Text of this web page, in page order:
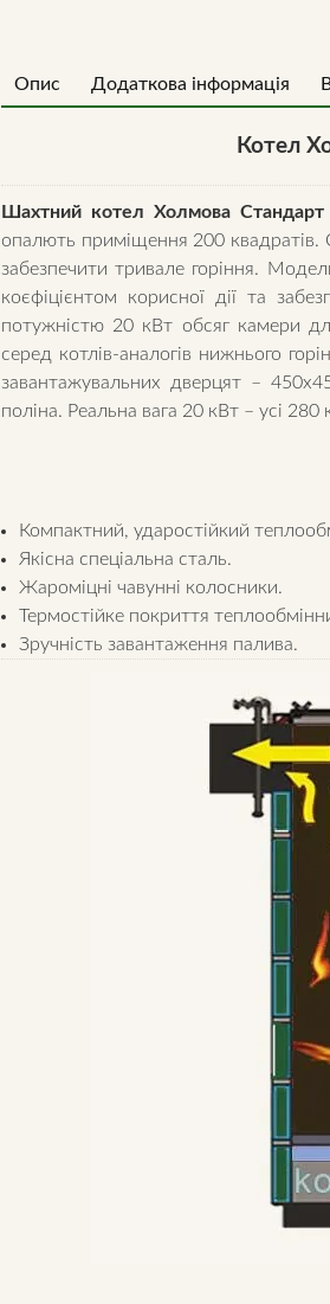
Опис Додаткова інформація
Котел
Шахтний котел Холмова
опалють приміщення 200 квадратів.
забезпечити тривале горіння.
коєфіцієнтом корисної дії та
потужністю 20 кВт обсяг камери
серед котлів-аналогів нижнього
завантажувальних дверцят –
поліна. Реальна вага 20 кВт – усі 280
Компактний, ударостійкий
Якісна спеціальна сталь.
Жароміцні чавунні колосники.
Термостійке покриття
Зручність завантаження палива.